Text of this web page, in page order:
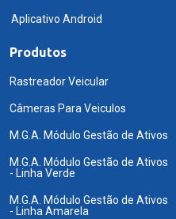
Aplicativo Android
Produtos
Rastreador Veicular
Câmeras Para Veiculos
M.G.A. Módulo Gestão de Ativos
M.G.A. Módulo Gestão de Ativos
- Linha Verde
M.G.A. Módulo Gestão de Ativos
- Linha Amarela